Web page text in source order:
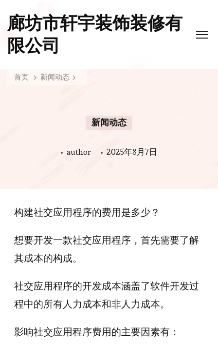
廊坊市轩宇装饰装修有
限公司
首页 新闻动态
新闻动态
author 2025年8月7日
构建社交应用程序的费用是多少？
想要开发一款社交应用程序，首先需要了解
其成本的构成。
社交应用程序的开发成本涵盖了软件开发过
程中的所有人力成本和非人力成本。
影响社交应用程序费用的主要因素有：